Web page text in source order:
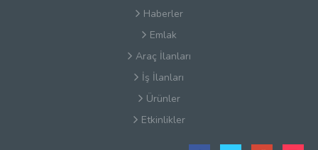
Haberler
Emlak
Araç İlanları
İş İlanları
Ürünler
Etkinlikler
Satış Sözleşmesi